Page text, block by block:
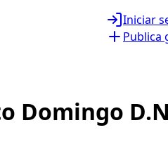
Iniciar
Publica